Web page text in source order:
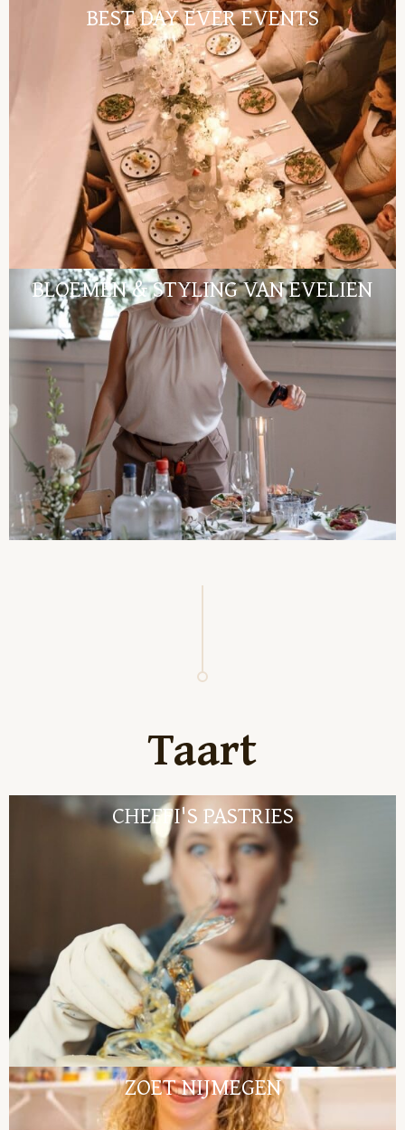
BEST DAY EVER EVENTS
BLOEMEN & STYLING VAN EVELIEN
Taart
CHEFFI'S PASTRIES
ZOET NIJMEGEN